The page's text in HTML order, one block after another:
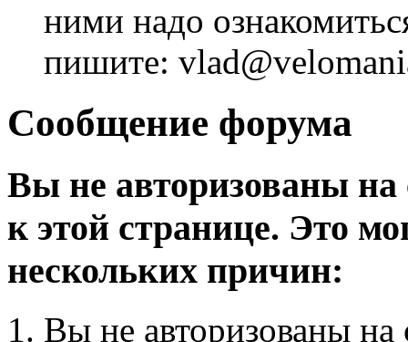
ними надо
пишите:
Сообщение форума
Вы не авторизованы на
к этой странице. Это
нескольких причин:
Вы не авторизованы на